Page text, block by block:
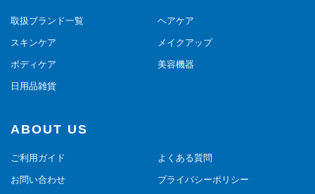
取扱ブランド一覧 ヘアケア
スキンケア メイクアップ
ボディケア 美容機器
日用品雑貨
ABOUT US
ご利用ガイド よくある質問
お問い合わせ プライバシーポリシー